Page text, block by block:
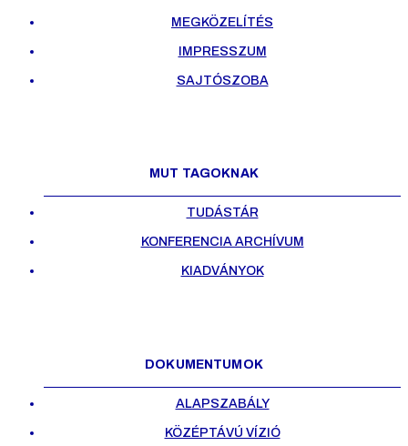
MEGKÖZELÍTÉS
IMPRESSZUM
SAJTÓSZOBA
MUT TAGOKNAK
TUDÁSTÁR
KONFERENCIA ARCHÍVUM
KIADVÁNYOK
DOKUMENTUMOK
ALAPSZABÁLY
KÖZÉPTÁVÚ VÍZIÓ